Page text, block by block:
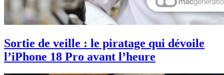
Sortie de veille : le piratage qui dévoile
l’iPhone 18 Pro avant l’heure